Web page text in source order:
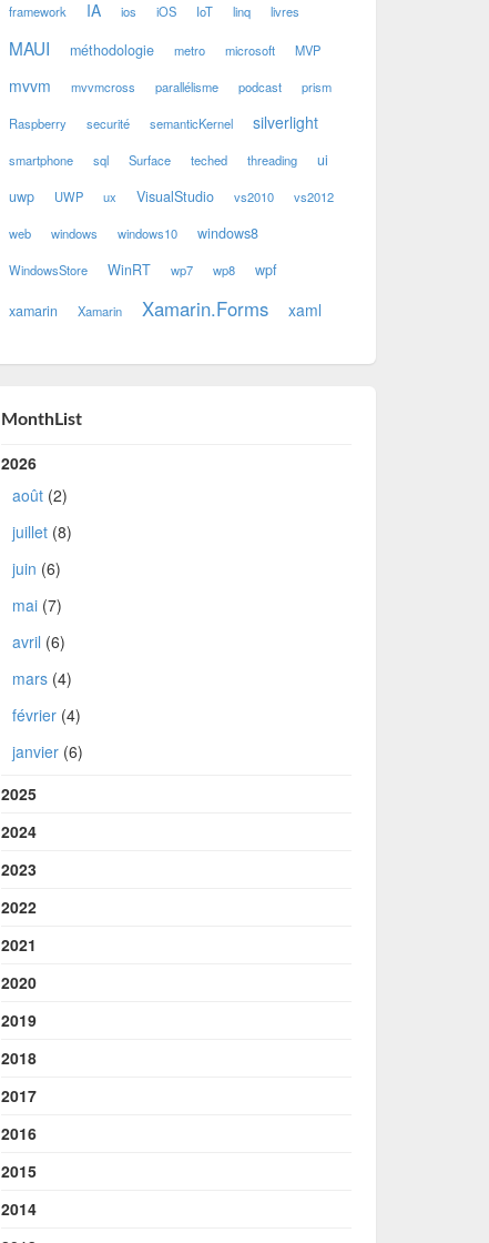
framework IA ios iOS IoT linq livres
MAUI méthodologie metro microsoft MVP
mvvm mvvmcross parallélisme podcast prism
Raspberry securité semanticKernel silverlight
smartphone sql Surface teched threading
ui
uwp
UWP ux VisualStudio vs2010 vs2012
web windows windows10 windows8
WindowsStore WinRT wp7 wp8 wpf
xamarin Xamarin Xamarin.Forms xaml
MonthList
2026
août(2)
juillet(8)
juin (6)
mai(7)
avril (6)
mars(4)
février(4)
janvier(6)
2025
2024
2023
2022
2021
2020
2019
2018
2017
2016
2015
2014